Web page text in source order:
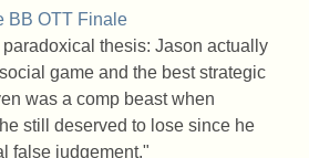
BB OTT Finale
thesis: Jason actually
game and the best strategic
was a comp beast when
still deserved to lose since he
false judgement."